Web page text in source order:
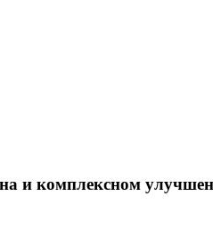
и комплексном